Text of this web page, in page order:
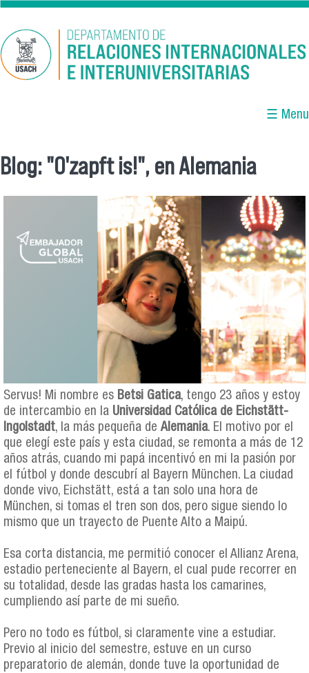
Pasar al contenido principal
☰ Menu
Se encuentra usted aquí
Blog: "O'zapft is!", en Alemania
Servus! Mi nombre es Betsi Gatica, tengo 23 años y estoy
de intercambio en la Universidad Católica de Eichstätt-
Ingolstadt, la más pequeña de Alemania. El motivo por el
que elegí este país y esta ciudad, se remonta a más de 12
años atrás, cuando mi papá incentivó en mi la pasión por
el fútbol y donde descubrí al Bayern München. La ciudad
donde vivo, Eichstätt, está a tan solo una hora de
München, si tomas el tren son dos, pero sigue siendo lo
mismo que un trayecto de Puente Alto a Maipú.
Esa corta distancia, me permitió conocer el Allianz Arena,
estadio perteneciente al Bayern, el cual pude recorrer en
su totalidad, desde las gradas hasta los camarines,
cumpliendo así parte de mi sueño.
Pero no todo es fútbol, si claramente vine a estudiar.
Previo al inicio del semestre, estuve en un curso
preparatorio de alemán, donde tuve la oportunidad de